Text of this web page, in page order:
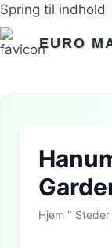
Spring til indhold
EURO
Hjem " Steder